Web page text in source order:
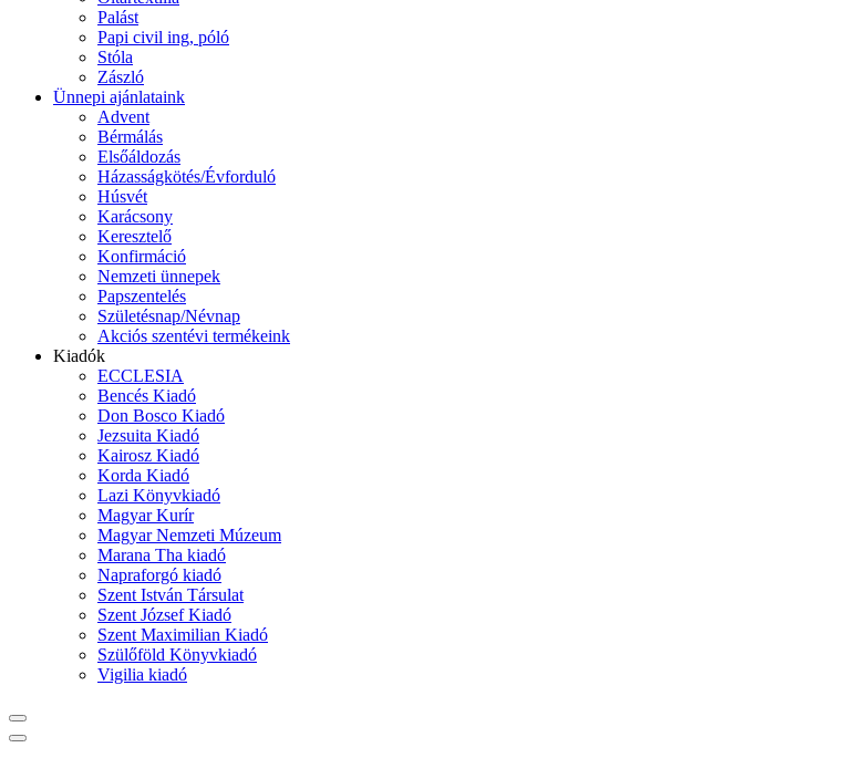
Palást
Papi civil ing, póló
Stóla
Zászló
Ünnepi ajánlataink
Advent
Bérmálás
Elsőáldozás
Házasságkötés/Évforduló
Húsvét
Karácsony
Keresztelő
Konfirmáció
Nemzeti ünnepek
Papszentelés
Születésnap/Névnap
Akciós szentévi termékeink
Kiadók
ECCLESIA
Bencés Kiadó
Don Bosco Kiadó
Jezsuita Kiadó
Kairosz Kiadó
Korda Kiadó
Lazi Könyvkiadó
Magyar Kurír
Magyar Nemzeti Múzeum
Marana Tha kiadó
Napraforgó kiadó
Szent István Társulat
Szent József Kiadó
Szent Maximilian Kiadó
Szülőföld Könyvkiadó
Vigilia kiadó